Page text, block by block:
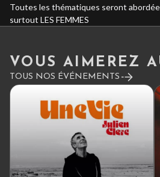
Toutes les thématiques seront
surtout LES FEMMES
VOUS AIMEREZ
TOUS NOS ÉVÉNEMENTS